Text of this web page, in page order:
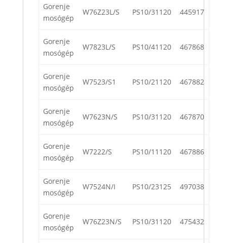
Gorenje
mosógép
W76Z23L/S PS10/31120 445917
Gorenje
mosógép
W7823L/S PS10/41120 467868
Gorenje
mosógép
W7523/S1 PS10/21120 467882
Gorenje
mosógép
W7623N/S PS10/31120 467870
Gorenje
mosógép
W7222/S PS10/11120 467886
Gorenje
mosógép
W7524N/I PS10/23125 497038
Gorenje
mosógép
W76Z23N/S PS10/31120 475432